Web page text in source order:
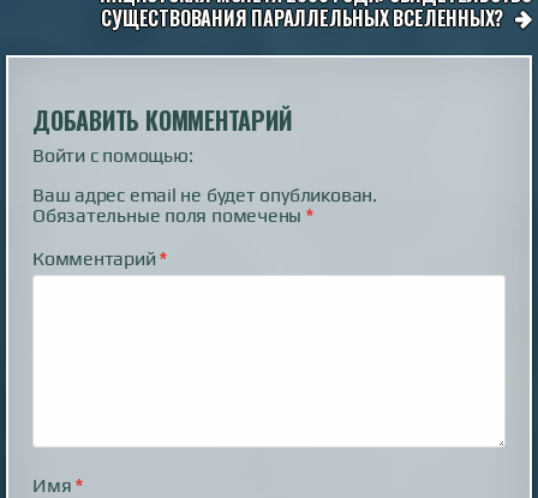
ЗАПИСЯМСУЩЕСТВОВАНИЯ ПАРАЛЛЕЛЬНЫХ ВСЕЛЕННЫХ?
ДОБАВИТЬ КОММЕНТАРИЙ
Войти с помощью:
Ваш адрес email не будет опубликован.
Обязательные поля помечены*
Комментарий*
Имя*